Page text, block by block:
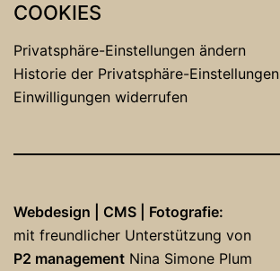
COOKIES
Privatsphäre-Einstellungen ändern
Historie der Privatsphäre-Einstellungen
Einwilligungen widerrufen
Webdesign | CMS | Fotografie:
mit freundlicher Unterstützung von
P2 management Nina Simone Plum